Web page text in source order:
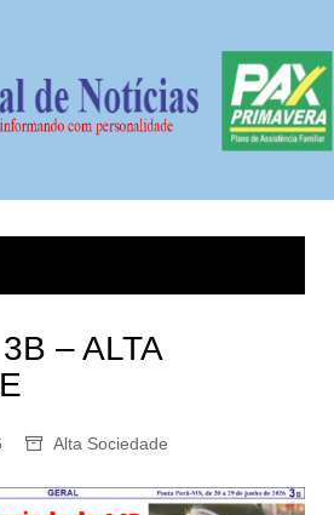
– ALTA
Alta Sociedade